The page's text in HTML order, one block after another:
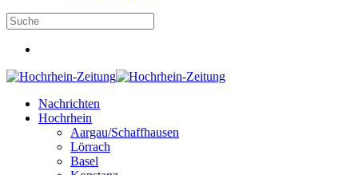
Nachrichten
Hochrhein
Aargau/Schaffhausen
Lörrach
Basel